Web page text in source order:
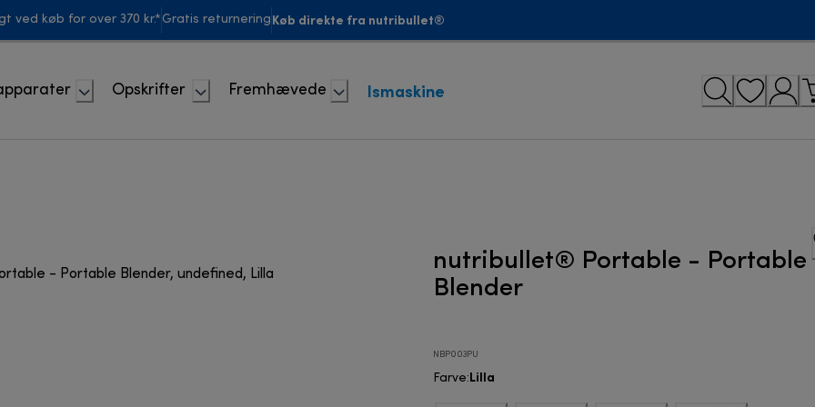
ved køb for over 370 kr.* Gratis returnering Køb direkte fra nutribullet®
Opskrifter Fremhævede Ismaskine
nutribullet® Portable - Portable
Blender
NBP003PU
Farve:Lilla